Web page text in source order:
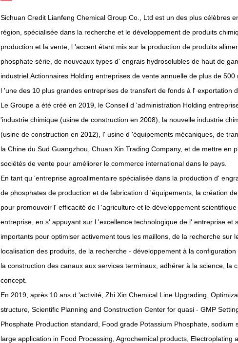
Sichuan Credit Lianfeng Chemical Group Co., Ltd est un des plus célèbres
région, spécialisée dans la recherche et le développement de produits
production et la vente, l 'accent étant mis sur la production de produits
phosphate série, de nouveaux types d' engrais hydrosolubles de haut de
industriel.Actionnaires Holding entreprises de vente annuelle de plus de 500
l 'une des 10 plus grandes entreprises de transfert de fonds à l' exportation
Le Groupe a été créé en 2019, le Conseil d 'administration Holding
'industrie chimique (usine de construction en 2008), la nouvelle industrie
(usine de construction en 2012), l' usine d 'équipements mécaniques, de
la Chine du Sud Guangzhou, Chuan Xin Trading Company, et de mettre en
sociétés de vente pour améliorer le commerce international dans le pays.
En tant qu 'entreprise agroalimentaire spécialisée dans la production d'
de phosphates de production et de fabrication d 'équipements, la création
pour promouvoir l' efficacité de l 'agriculture et le développement
entreprise, en s' appuyant sur l 'excellence technologique de l' entreprise et
importants pour optimiser activement tous les maillons, de la recherche sur
localisation des produits, de la recherche - développement à la
la construction des canaux aux services terminaux, adhérer à la science, la
concept.
En 2019, après 10 ans d 'activité, Zhi Xin Chemical Line Upgrading,
structure, Scientific Planning and Construction Center for quasi - GMP
Phosphate Production standard, Food grade Potassium Phosphate, sodium
large application in Food Processing, Agrochemical products, Electroplating